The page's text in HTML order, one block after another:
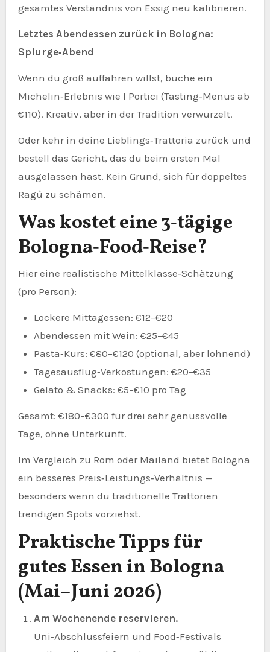
gesamtes Verständnis von Essig neu kalibrieren.
Letztes Abendessen zurück in Bologna:
Splurge‑Abend
Wenn du groß auffahren willst, buche ein
Michelin‑Erlebnis wie I Portici (Tasting‑Menüs ab
€110). Kreativ, aber in der Tradition verwurzelt.
Oder kehr in deine Lieblings‑Trattoria zurück und
bestell das Gericht, das du beim ersten Mal
ausgelassen hast. Kein Grund, sich für doppeltes
Ragù zu schämen.
Was kostet eine 3‑tägige
Bologna‑Food‑Reise?
Hier eine realistische Mittelklasse‑Schätzung
(pro Person):
Lockere Mittagessen: €12–€20
Abendessen mit Wein: €25–€45
Pasta‑Kurs: €80–€120 (optional, aber lohnend)
Tagesausflug‑Verkostungen: €20–€35
Gelato & Snacks: €5–€10 pro Tag
Gesamt: €180–€300 für drei sehr genussvolle
Tage, ohne Unterkunft.
Im Vergleich zu Rom oder Mailand bietet Bologna
ein besseres Preis‑Leistungs‑Verhältnis —
besonders wenn du traditionelle Trattorien
trendigen Spots vorziehst.
Praktische Tipps für
gutes Essen in Bologna
(Mai–Juni 2026)
Am Wochenende reservieren.
Uni‑Abschlussfeiern und Food‑Festivals